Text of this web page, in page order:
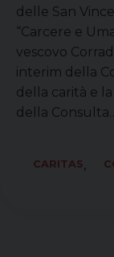
delle San
“Carcere e
vescovo
interim della
della carità e
della
CARITAS,